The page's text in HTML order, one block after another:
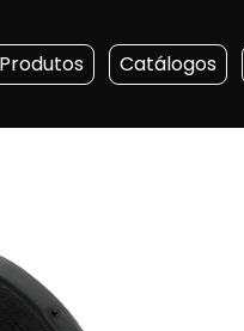
Produtos Catálogos